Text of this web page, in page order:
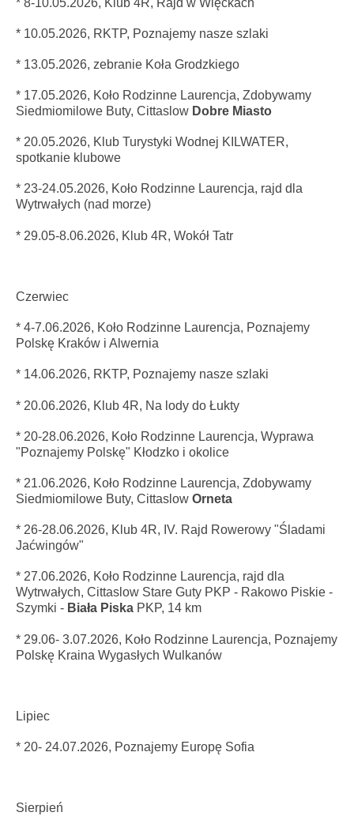
* 10.05.2026, RKTP, Poznajemy nasze szlaki
* 13.05.2026, zebranie Koła Grodzkiego
* 17.05.2026, Koło Rodzinne Laurencja, Zdobywamy
Siedmiomilowe Buty, Cittaslow Dobre Miasto
* 20.05.2026, Klub Turystyki Wodnej KILWATER,
spotkanie klubowe
* 23-24.05.2026, Koło Rodzinne Laurencja, rajd dla
Wytrwałych (nad morze)
* 29.05-8.06.2026, Klub 4R, Wokół Tatr
Czerwiec
* 4-7.06.2026, Koło Rodzinne Laurencja, Poznajemy
Polskę Kraków i Alwernia
* 14.06.2026, RKTP, Poznajemy nasze szlaki
* 20.06.2026, Klub 4R, Na lody do Łukty
* 20-28.06.2026, Koło Rodzinne Laurencja, Wyprawa
"Poznajemy Polskę" Kłodzko i okolice
* 21.06.2026, Koło Rodzinne Laurencja, Zdobywamy
Siedmiomilowe Buty, Cittaslow Orneta
* 26-28.06.2026, Klub 4R, I V. Rajd Rowerowy "Śladami
Jaćwingów"
* 27.06.2026, Koło Rodzinne Laurencja, rajd dla
Wytrwałych, Cittaslow Stare Guty PKP - Rakowo Piskie -
Szymki - Biała Piska PKP, 14 km
* 29.06- 3.07.2026, Koło Rodzinne Laurencja, Poznajemy
Polskę Kraina Wygasłych Wulkanów
Lipiec
* 20- 24.07.2026, Poznajemy Europę Sofia
Sierpień